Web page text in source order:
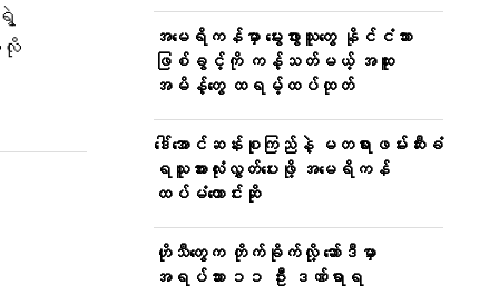
လို
အမေရိကန်မှာ မွေးဖွားသူတွေ နိုင်ငံသား
ဖြစ်ခွင့်ကို ကန့်သတ်မယ့် အထူး
အမိန့်တွေ ထရမ့်ထပ်ထုတ်
ဒေါ်အောင်ဆန်းစုကြည်နဲ့ မတရားဖမ်းဆီးခံ
ရသူအားလုံးလွှတ်ပေးဖို့ အမေရိကန်
ထပ်မံတောင်းဆို
ဟိုသီတွေက တိုက်ခိုက်လို့ ဆော်ဒီမှာ
အရပ်သား ၁၁ ဦး ဒဏ်ရာရ